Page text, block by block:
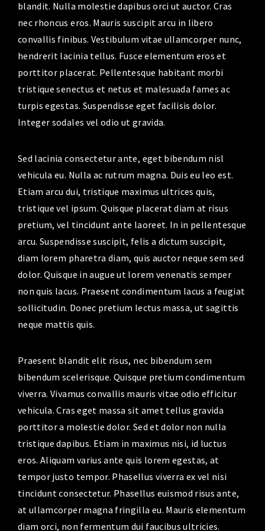
blandit. Nulla molestie dapibus orci ut auctor. Cras
nec rhoncus eros. Mauris suscipit arcu in libero
convallis finibus. Vestibulum vitae ullamcorper nunc,
hendrerit lacinia tellus. Fusce elementum eros et
porttitor placerat. Pellentesque habitant morbi
tristique senectus et netus et malesuada fames ac
turpis egestas. Suspendisse eget facilisis dolor.
Integer sodales vel odio ut gravida.
Sed lacinia consectetur ante, eget bibendum nisl
vehicula eu. Nulla ac rutrum magna. Duis eu leo est.
Etiam arcu dui, tristique maximus ultrices quis,
tristique vel ipsum. Quisque placerat diam at risus
pretium, vel tincidunt ante laoreet. In in pellentesque
arcu. Suspendisse suscipit, felis a dictum suscipit,
diam lorem pharetra diam, quis auctor neque sem sed
dolor. Quisque in augue ut lorem venenatis semper
non quis lacus. Praesent condimentum lacus a feugiat
sollicitudin. Donec pretium lectus massa, ut sagittis
neque mattis quis.
Praesent blandit elit risus, nec bibendum sem
bibendum scelerisque. Quisque pretium condimentum
viverra. Vivamus convallis mauris vitae odio efficitur
vehicula. Cras eget massa sit amet tellus gravida
porttitor a molestie dolor. Sed et dolor non nulla
tristique dapibus. Etiam in maximus nisi, id luctus
eros. Aliquam varius ante quis lorem egestas, at
tempor justo tempor. Phasellus viverra ex vel nisi
tincidunt consectetur. Phasellus euismod risus ante,
at ullamcorper magna fringilla eu. Mauris elementum
diam orci, non fermentum dui faucibus ultricies.